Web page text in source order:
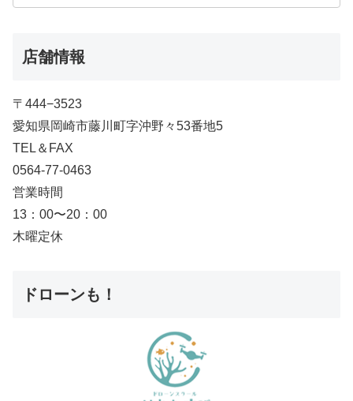
店舗情報
〒444−3523
愛知県岡崎市藤川町字沖野々53番地5
TEL＆FAX
0564-77-0463
営業時間
13：00〜20：00
木曜定休
ドローンも！